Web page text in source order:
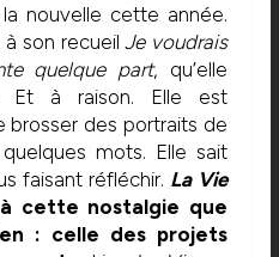
nouvelle cette année.
à son recueilJe voudrais
quelque part, qu’elle
Et à raison. Elle est
brosser des portraits de
mots. Elle sait
faisant réfléchir. La Vie
cette nostalgie que
: celle des projets